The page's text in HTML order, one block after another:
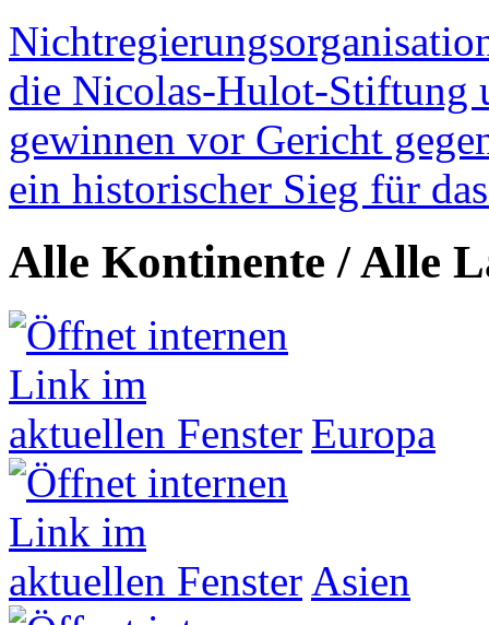
die Nicolas-Hulot-Stiftung
gewinnen vor Gericht
ein historischer Sieg für
Alle Kontinente / Alle
Europa
Asien